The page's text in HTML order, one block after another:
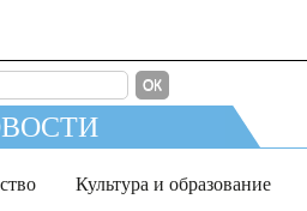
ОК
Культура и образование